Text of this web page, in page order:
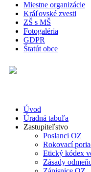
Miestne organizácie
Kráľovské zvesti
ZŠ s MŠ
Fotogaléria
GDPR
Štatút obce
Úvod
Úradná tabuľa
Zastupiteľstvo
Poslanci OZ
Rokovací
Etický kódex
Zásady